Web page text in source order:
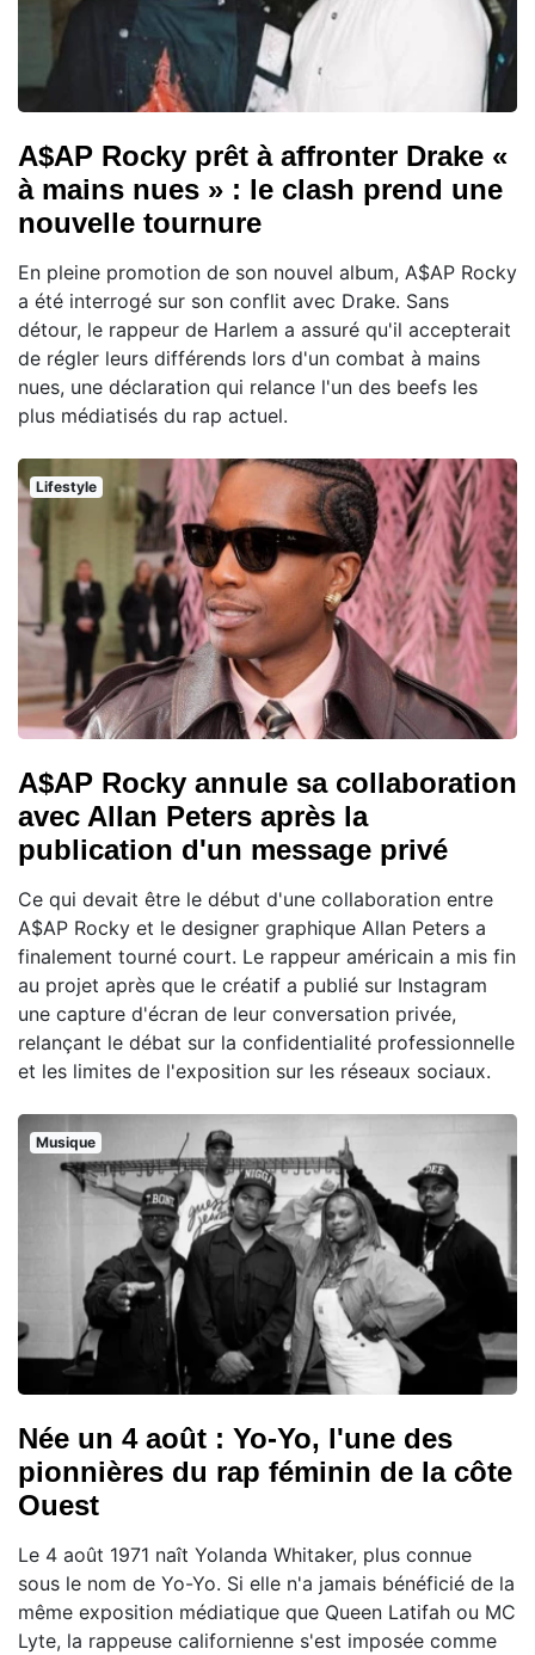
A$AP Rocky prêt à affronter Drake «
à mains nues » : le clash prend une
nouvelle tournure
En pleine promotion de son nouvel album, A$AP Rocky
a été interrogé sur son conflit avec Drake. Sans
détour, le rappeur de Harlem a assuré qu'il accepterait
de régler leurs différends lors d'un combat à mains
nues, une déclaration qui relance l'un des beefs les
plus médiatisés du rap actuel.
Lifestyle
A$AP Rocky annule sa collaboration
avec Allan Peters après la
publication d'un message privé
Ce qui devait être le début d'une collaboration entre
A$AP Rocky et le designer graphique Allan Peters a
finalement tourné court. Le rappeur américain a mis fin
au projet après que le créatif a publié sur Instagram
une capture d'écran de leur conversation privée,
relançant le débat sur la confidentialité professionnelle
et les limites de l'exposition sur les réseaux sociaux.
Musique
Née un 4 août : Yo-Yo, l'une des
pionnières du rap féminin de la côte
Ouest
Le 4 août 1971 naît Yolanda Whitaker, plus connue
sous le nom de Yo-Yo. Si elle n'a jamais bénéficié de la
même exposition médiatique que Queen Latifah ou MC
Lyte, la rappeuse californienne s'est imposée comme